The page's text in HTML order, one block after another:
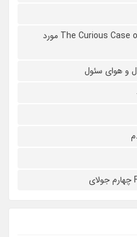
دانلود فیلم The Curious Case of Dolphin Bay 2022 مورد